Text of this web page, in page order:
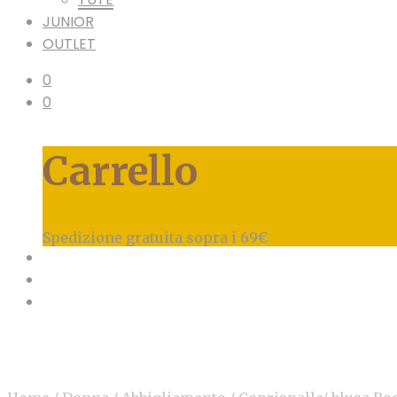
JUNIOR
OUTLET
0
0
Carrello
Spedizione gratuita sopra i 69€